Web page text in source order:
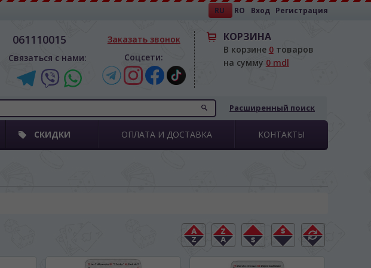
RU RO Вход Регистрация
061110015
Связаться с нами:
Заказать звонок
Соцсети:
КОРЗИНА
В корзине 0товаров
на сумму 0 mdl
Расширенный поиск
СКИДКИ ОПЛАТА И ДОСТАВКА КОНТАКТЫ